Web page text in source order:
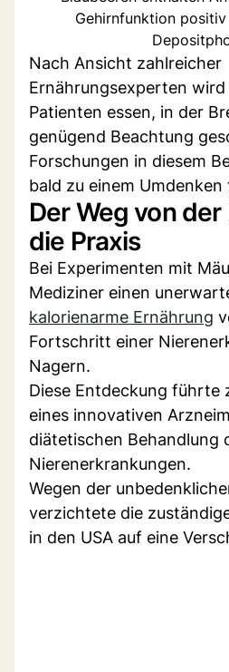
Gehirnfunktion
Nach Ansicht zahlreicher
Ernährungsexperten
Patienten essen, in der
genügend Beachtung
Forschungen in diesem
bald zu einem Umdenken
Der Weg von
die Praxis
Bei Experimenten mit
Mediziner einen
kalorienarme Ernährung
Fortschritt einer
Nagern.
Diese Entdeckung führte
eines innovativen
diätetischen Behandlung
Nierenerkrankungen.
Wegen der
verzichtete die
in den USA auf eine